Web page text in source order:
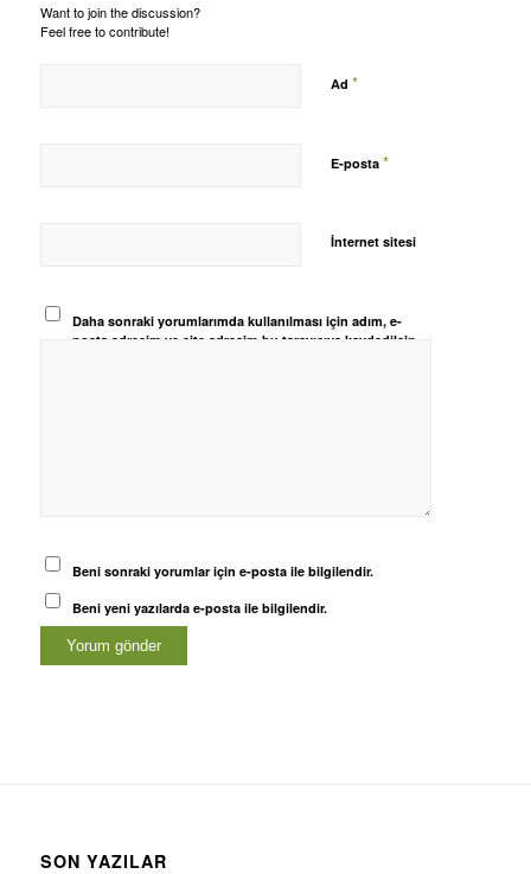
Want to join the discussion?
Feel free to contribute!
Ad *
E-posta *
İnternet sitesi
Daha sonraki yorumlarımda kullanılması için adım, e-
posta adresim ve site adresim bu tarayıcıya kaydedilsin.
Beni sonraki yorumlar için e-posta ile bilgilendir.
Beni yeni yazılarda e-posta ile bilgilendir.
SON YAZILAR